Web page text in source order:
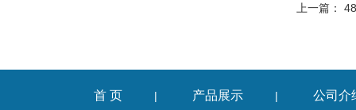
上一篇：
首 页 | 产品展示 | 公司介